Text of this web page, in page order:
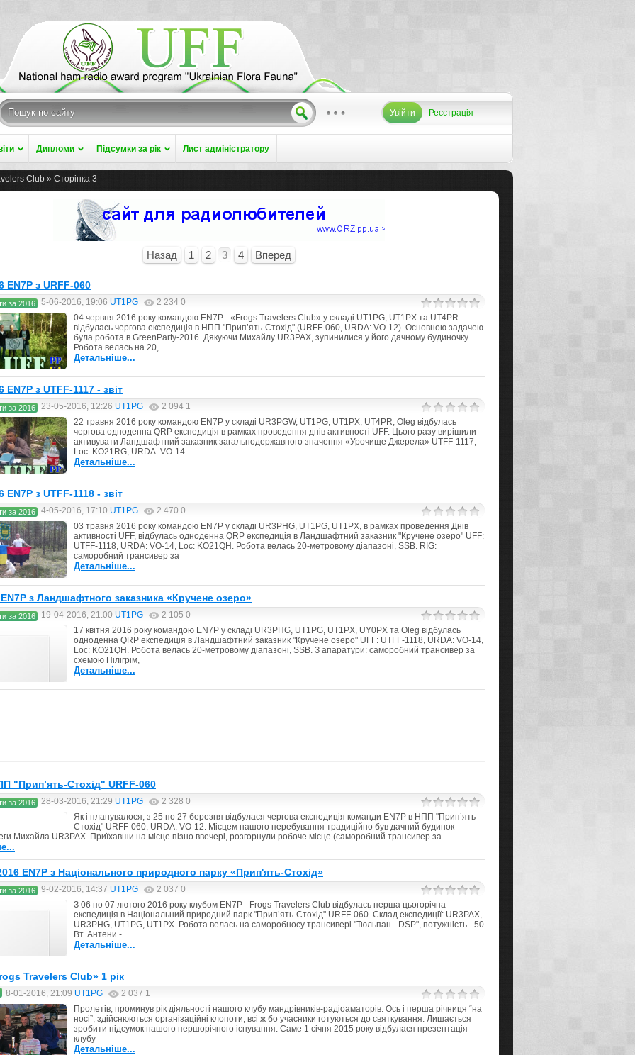
Увійти Реєстрація
Дипломи Підсумки за рік Лист адміністратору
Club » Сторінка 3
Назад 1 2 3 4 Вперед
EN7P з URFF-060
за 2016 5-06-2016, 19:06 UT1PG 2 234 0
04 червня 2016 року командою EN7P - «Frogs Travelers Club» у складі UT1PG, UT1PX та UT4PR
відбулась чергова експедиція в НПП "Прип’ять-Стохід" (URFF-060, URDA: VO-12). Основною задачею
була робота в GreenParty-2016. Дякуючи Михайлу UR3PAX, зупинилися у його дачному будиночку.
Робота велась на 20,
Детальніше...
EN7P з UTFF-1117 - звіт
за 2016 23-05-2016, 12:26 UT1PG 2 094 1
22 травня 2016 року командою EN7P у складі UR3PGW, UT1PG, UT1PX, UT4PR, Oleg відбулась
чергова одноденна QRP експедиція в рамках проведення днів активності UFF. Цього разу вирішили
активувати Ландшафтний заказник загальнодержавного значення «Урочище Джерела» UTFF-1117,
Loc: KO21RG, URDA: VO-14.
Детальніше...
EN7P з UTFF-1118 - звіт
за 2016 4-05-2016, 17:10 UT1PG 2 470 0
03 травня 2016 року командою EN7P у складі UR3PHG, UT1PG, UT1PX, в рамках проведення Днів
активності UFF, відбулась одноденна QRP експедиція в Ландшафтний заказник "Кручене озеро" UFF:
UTFF-1118, URDA: VO-14, Loc: KO21QH. Робота велась 20-метровому діапазоні, SSB. RIG:
саморобний трансивер за
Детальніше...
EN7P з Ландшафтного заказника «Кручене озеро»
за 2016 19-04-2016, 21:00 UT1PG 2 105 0
17 квітня 2016 року командою EN7P у складі UR3PHG, UT1PG, UT1PX, UY0PX та Oleg відбулась
одноденна QRP експедиція в Ландшафтний заказник "Кручене озеро" UFF: UTFF-1118, URDA: VO-14,
Loc: KO21QH. Робота велась 20-метровому діапазоні, SSB. З апаратури: саморобний трансивер за
схемою Пілігрім,
Детальніше...
"Прип’ять-Стохід" URFF-060
за 2016 28-03-2016, 21:29 UT1PG 2 328 0
Як і планувалося, з 25 по 27 березня відбулася чергова експедиція команди EN7P в НПП "Прип’ять-
Стохід" URFF-060, URDA: VO-12. Місцем нашого перебування традиційно був дачний будинок
Михайла UR3PAX. Приїхавши на місце пізно ввечері, розгорнули робоче місце (саморобний трансивер за
EN7P з Національного природного парку «Прип'ять-Стохід»
за 2016 9-02-2016, 14:37 UT1PG 2 037 0
З 06 по 07 лютого 2016 року клубом EN7P - Frogs Travelers Club відбулась перша цьогорічна
експедиція в Національний природний парк "Прип’ять-Стохід" URFF-060. Склад експедиції: UR3PAX,
UR3PHG, UT1PG, UT1PX. Робота велась на саморобносу трансивері "Тюльпан - DSP", потужність - 50
Вт. Антени -
Детальніше...
Travelers Club» 1 рік
8-01-2016, 21:09 UT1PG 2 037 1
Пролетів, проминув рік діяльності нашого клубу мандрівників-радіоаматорів. Ось і перша річниця “на
носі”, здійснюються організаційні клопоти, всі ж бо учасники готуються до святкування. Лишається
зробити підсумок нашого першорічного існування. Саме 1 січня 2015 року відбулася презентація
клубу
Детальніше...